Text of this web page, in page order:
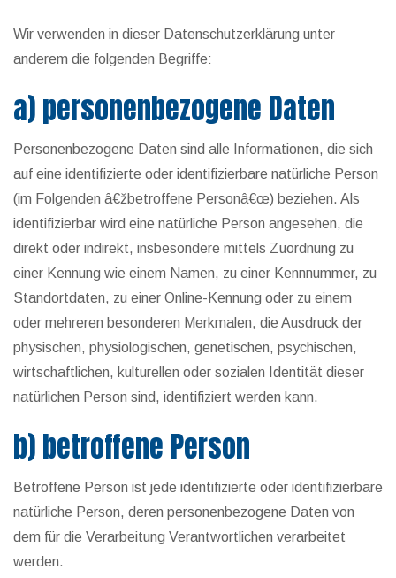
Wir verwenden in dieser Datenschutzerklärung unter
anderem die folgenden Begriffe:
a) personenbezogene Daten
Personenbezogene Daten sind alle Informationen, die sich
auf eine identifizierte oder identifizierbare natürliche Person
(im Folgenden â€žbetroffene Personâ€œ) beziehen. Als
identifizierbar wird eine natürliche Person angesehen, die
direkt oder indirekt, insbesondere mittels Zuordnung zu
einer Kennung wie einem Namen, zu einer Kennnummer, zu
Standortdaten, zu einer Online-Kennung oder zu einem
oder mehreren besonderen Merkmalen, die Ausdruck der
physischen, physiologischen, genetischen, psychischen,
wirtschaftlichen, kulturellen oder sozialen Identität dieser
natürlichen Person sind, identifiziert werden kann.
b) betroffene Person
Betroffene Person ist jede identifizierte oder identifizierbare
natürliche Person, deren personenbezogene Daten von
dem für die Verarbeitung Verantwortlichen verarbeitet
werden.